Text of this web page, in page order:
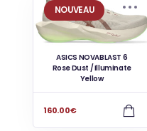
NOUVEAU
ASICS NOVABLAST 6
Rose Dust / Illuminate
Yellow
160.00€